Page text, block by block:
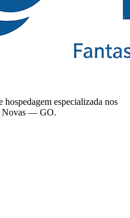
hospedagem especializada nos
Novas — GO.